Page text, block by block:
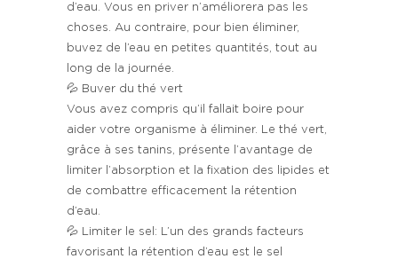
d’eau. Vous en priver n’améliorera pas les
choses. Au contraire, pour bien éliminer,
buvez de l’eau en petites quantités, tout au
long de la journée.
💦 Buver du thé vert
Vous avez compris qu’il fallait boire pour
aider votre organisme à éliminer. Le thé vert,
grâce à ses tanins, présente l’avantage de
limiter l’absorption et la fixation des lipides et
de combattre efficacement la rétention
d’eau.
💦 Limiter le sel: L’un des grands facteurs
favorisant la rétention d’eau est le sel